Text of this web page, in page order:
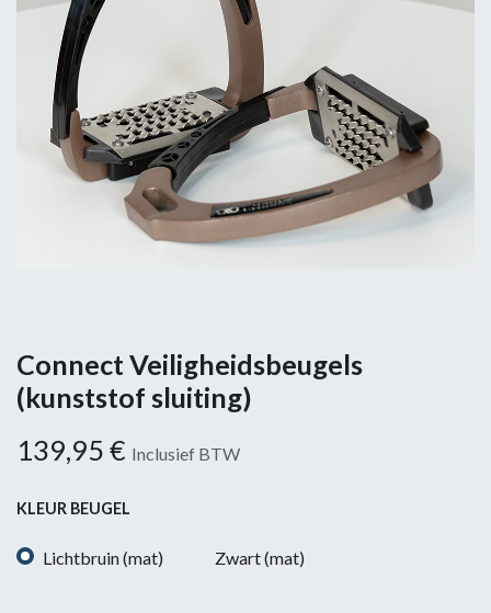
Connect Veiligheidsbeugels
(kunststof sluiting)
139,95 € Inclusief BTW
KLEUR BEUGEL
Lichtbruin (mat) Zwart (mat)